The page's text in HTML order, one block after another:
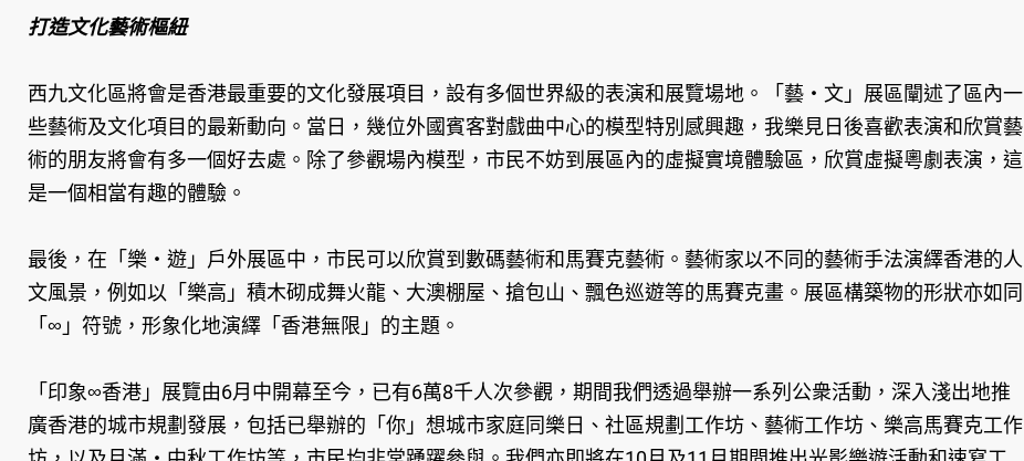
打造文化藝術樞紐
西九文化區將會是香港最重要的文化發展項目，設有多個世界級的表演和展覽場地。「藝‧文」展區闡述了區內一
些藝術及文化項目的最新動向。當日，幾位外國賓客對戲曲中心的模型特別感興趣，我樂見日後喜歡表演和欣賞藝
術的朋友將會有多一個好去處。除了參觀場內模型，市民不妨到展區內的虛擬實境體驗區，欣賞虛擬粵劇表演，這
是一個相當有趣的體驗。
最後，在「樂‧遊」戶外展區中，市民可以欣賞到數碼藝術和馬賽克藝術。藝術家以不同的藝術手法演繹香港的人
文風景，例如以「樂高」積木砌成舞火龍、大澳棚屋、搶包山、飄色巡遊等的馬賽克畫。展區構築物的形狀亦如同
「∞」符號，形象化地演繹「香港無限」的主題。
「印象∞香港」展覽由6月中開幕至今，已有6萬8千人次參觀，期間我們透過舉辦一系列公衆活動，深入淺出地推
廣香港的城市規劃發展，包括已舉辦的「你」想城市家庭同樂日、社區規劃工作坊、藝術工作坊、樂高馬賽克工作